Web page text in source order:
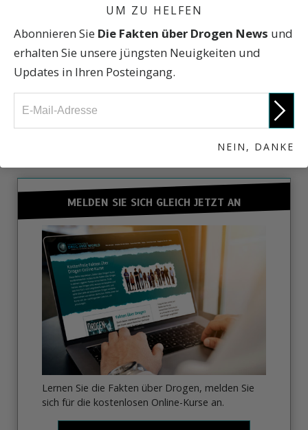
Fakten über Drogen
BETEILIGEN SIE SICH
MELDEN SIE SICH GLEICH JETZT AN
Lernen Sie die Fakten über Drogen, melden Sie
sich für die kostenlosen Online-Kurse an.
UM ZU HELFEN
Abonnieren Sie Die Fakten über Drogen News und
erhalten Sie unsere jüngsten Neuigkeiten und
Updates in Ihren Posteingang.
NEIN, DANKE